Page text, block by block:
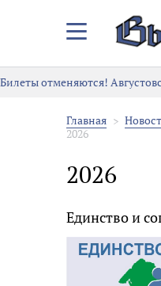
Закрыть/
меню
Билеты отменяются!
Главная
2026
2026
Единство и